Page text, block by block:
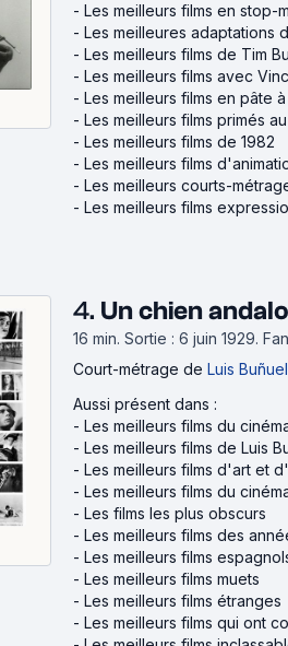
- Les meilleurs films en stop-
- Les meilleures adaptations
- Les meilleurs films de Tim
- Les meilleurs films avec
- Les meilleurs films en pâte
- Les meilleurs films primés
- Les meilleurs films de 1982
- Les meilleurs films
- Les meilleurs courts-
- Les meilleurs films
4. Un chien
16 min. Sortie : 6 juin 1929.
Court-métrage de Luis Buñuel
Aussi présent dans :
- Les meilleurs films du
- Les meilleurs films de Luis
- Les meilleurs films d'art et
- Les meilleurs films du
- Les films les plus obscurs
- Les meilleurs films des
- Les meilleurs films
- Les meilleurs films muets
- Les meilleurs films étranges
- Les meilleurs films qui ont